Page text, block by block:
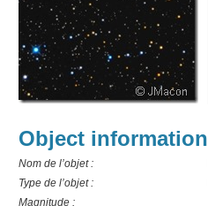
Object information
Nom de l’objet :
Type de l’objet :
Magnitude :